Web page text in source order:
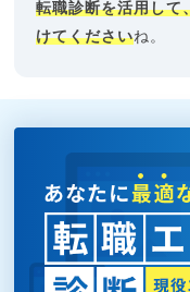
転職診断を活用して
けてくださいね。